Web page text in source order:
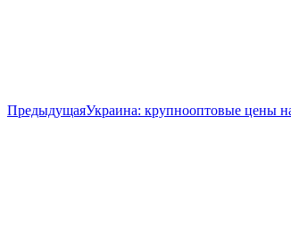
ПредыдущаяПредыдущая
Украина: крупнооптовые цены